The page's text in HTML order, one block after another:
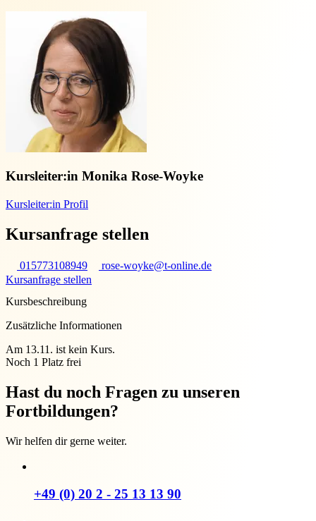
Kursleiter:in Monika Rose-Woyke
Kursleiter:in Profil
Kursanfrage stellen
015773108949
rose-woyke@t-online.de
Kursanfrage stellen
Kursbeschreibung
Zusätzliche Informationen
Am 13.11. ist kein Kurs.
Noch 1 Platz frei
Hast du noch Fragen zu unseren
Fortbildungen?
Wir helfen dir gerne weiter.
+49 (0) 20 2 - 25 13 13 90